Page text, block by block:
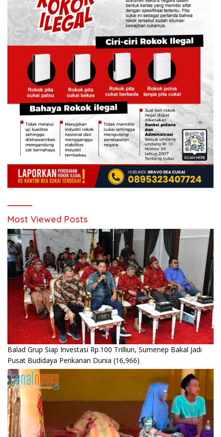
Most Viewed Posts
Balad Grup Siap Investasi Rp.100 Trilliun, Sumenep Bakal Jadi
Pusat Budidaya Perikanan Dunia (16,966)